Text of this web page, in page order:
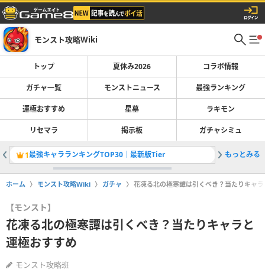
モンスト攻略Wiki
トップ 夏休み2026 コラボ情報
ガチャ一覧 モンストニュース 最強ランキング
運極おすすめ 星墓 ラキモン
リセマラ 掲示板 ガチャシミュ
1最強キャラランキングTOP30｜最新版Tier 2
もっとみる
ホーム モンスト攻略Wiki ガチャ 花凍る北の極寒譚は引くべき？当たりキャ
【モンスト】
花凍る北の極寒譚は引くべき？当たりキャラと
運極おすすめ
モンスト攻略班